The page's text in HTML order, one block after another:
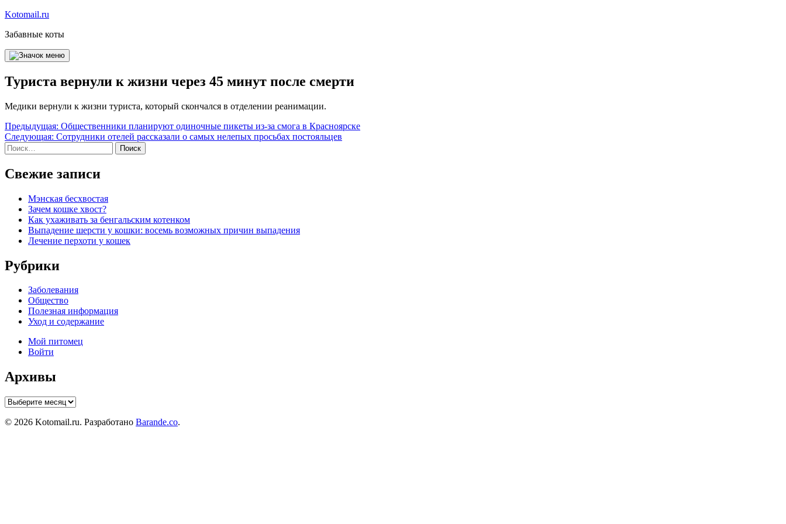
Перейти
содержимому
Kotomail.ru
Забавные коты
Туриста вернули к жизни через 45 минут после смерти
Медики вернули к жизни туриста, который скончался в отделении реанимации.
Навигация
по
записям
Предыдущая: Общественники планируют одиночные пикеты из-за смога в Красноярске
Следующая: Сотрудники отелей рассказали о самых нелепых просьбах постояльцев
Найти:
Свежие записи
Мэнская бесхвостая
Зачем кошке хвост?
Как ухаживать за бенгальским котенком
Выпадение шерсти у кошки: восемь возможных причин выпадения
Лечение перхоти у кошек
Рубрики
Заболевания
Общество
Полезная информация
Уход и содержание
Мой питомец
Войти
Архивы
Архивы
© 2026 Kotomail.ru. Разработано Barande.co.